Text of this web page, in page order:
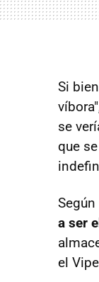
Si
se
que
a ser
el